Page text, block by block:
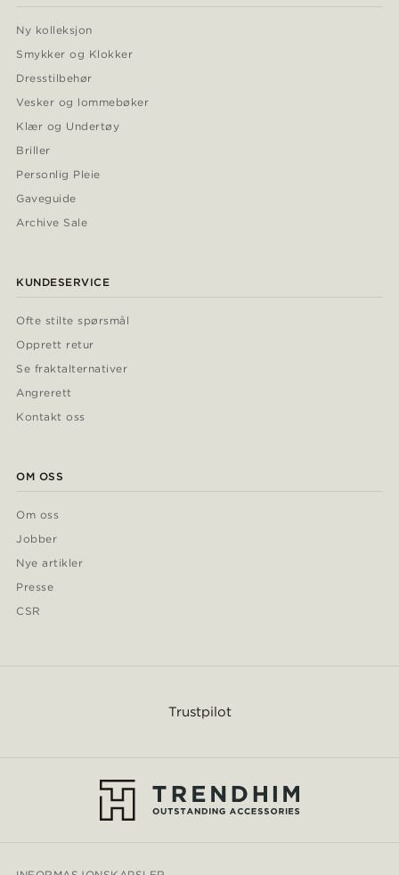
Ny kolleksjon
Smykker og Klokker
Dresstilbehør
Vesker og lommebøker
Klær og Undertøy
Briller
Personlig Pleie
Gaveguide
Archive Sale
KUNDESERVICE
Ofte stilte spørsmål
Opprett retur
Se fraktalternativer
Angrerett
Kontakt oss
OM OSS
Om oss
Jobber
Nye artikler
Presse
CSR
Trustpilot